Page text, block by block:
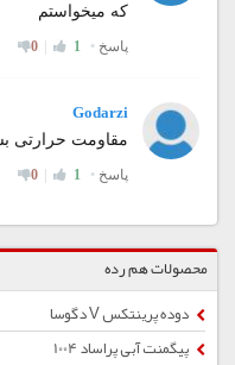
محصولات هم رده
دوده پرینتکس V دگوسا
پیگمنت آبی پراساد 1004